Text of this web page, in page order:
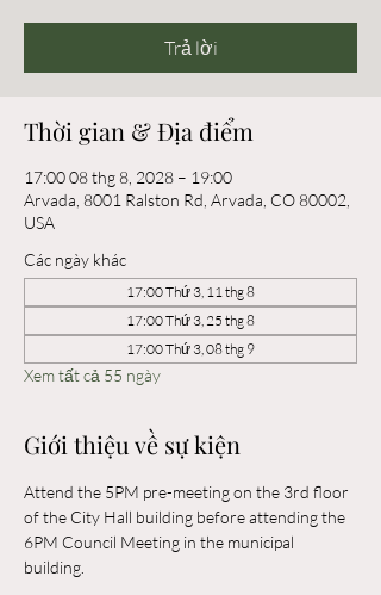
Trả lời
Thời gian & Địa điểm
17:00 08 thg 8, 2028 – 19:00
Arvada, 8001 Ralston Rd, Arvada, CO 80002,
USA
Các ngày khác
17:00 Thứ 3, 11 thg 8
17:00 Thứ 3, 25 thg 8
17:00 Thứ 3, 08 thg 9
Xem tất cả 55 ngày
Giới thiệu về sự kiện
Attend the 5PM pre-meeting on the 3rd floor
of the City Hall building before attending the
6PM Council Meeting in the municipal
building.